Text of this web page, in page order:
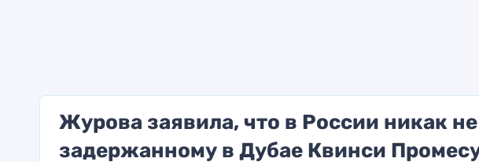
Журова заявила, что в России никак
задержанному в Дубае Квинси